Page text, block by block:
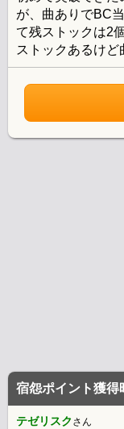
が、曲ありでBC
て残ストックは2
ストックあるけど
宿怨ポイント獲
テゼリスク さん